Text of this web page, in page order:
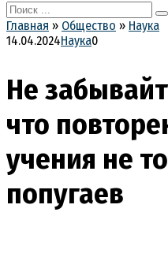
Search
for:
Главная » Общество » Наука
14.04.2024Наука0
Не
что
учения не
попугаев